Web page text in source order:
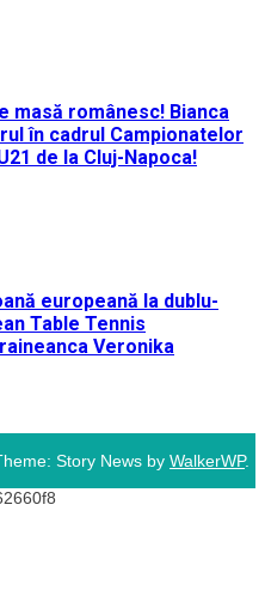
masă românesc! Bianca
în cadrul Campionatelor
de la Cluj-Napoca!
europeană la dublu-
Table Tennis
Veronika
Story News by WalkerWP.